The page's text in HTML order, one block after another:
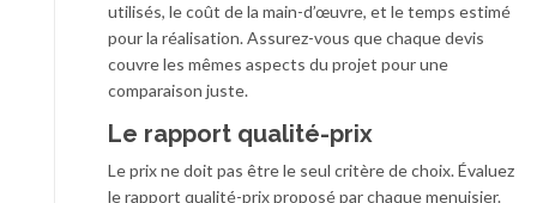
utilisés, le coût de la main-d’œuvre, et le temps estimé
pour la réalisation. Assurez-vous que chaque devis
couvre les mêmes aspects du projet pour une
comparaison juste.
Le rapport qualité-prix
Le prix ne doit pas être le seul critère de choix. Évaluez
le rapport qualité-prix proposé par chaque menuisier.